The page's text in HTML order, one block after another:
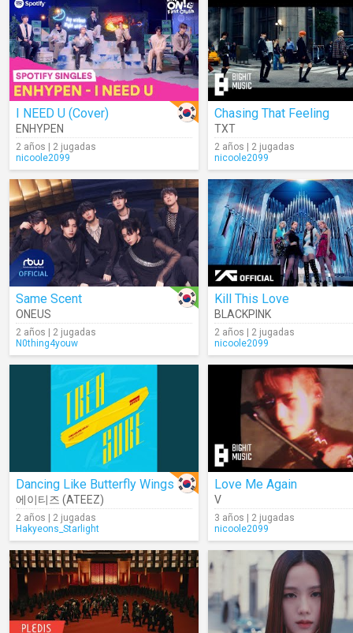
I NEED U (Cover)
ENHYPEN
2 años | 2 jugadas
nicoole2099
Chasing That Feeling
TXT
2 años | 2 jugadas
nicoole2099
Same Scent
ONEUS
2 años | 2 jugadas
N0thing4youw
Kill This Love
BLACKPINK
2 años | 2 jugadas
nicoole2099
Dancing Like Butterfly Wings
에이티즈 (ATEEZ)
2 años | 2 jugadas
Hakyeons_Starlight
Love Me Again
V
3 años | 2 jugadas
nicoole2099